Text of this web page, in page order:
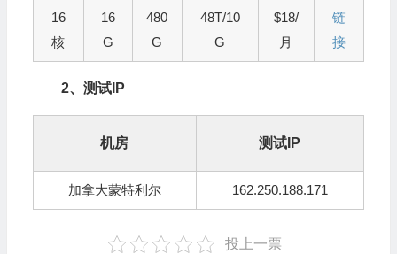
16
核
16
G
480
G
48T/10
G
$18/
月
链
接
2、测试IP
机房 测试IP
加拿大蒙特利尔 162.250.188.171
投上一票